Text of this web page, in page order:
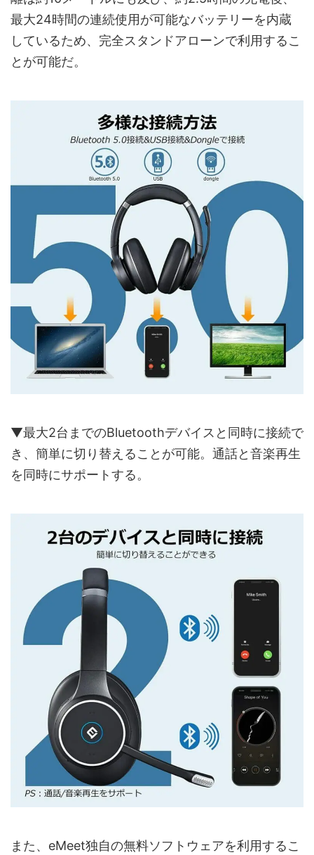
最大24時間の連続使用が可能なバッテリーを内蔵
しているため、完全スタンドアローンで利用するこ
とが可能だ。
▼最大2台までのBluetoothデバイスと同時に接続で
き、簡単に切り替えることが可能。通話と音楽再生
を同時にサポートする。
また、eMeet独自の無料ソフトウェアを利用するこ